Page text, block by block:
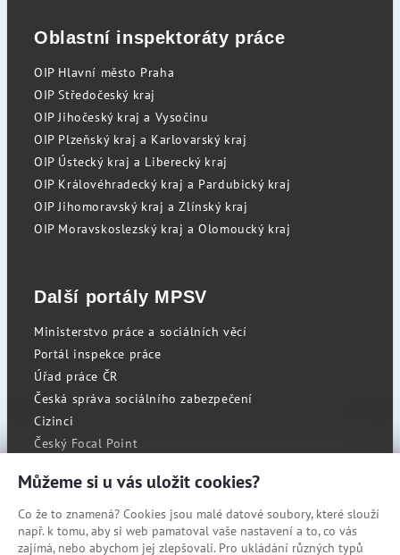
Oblastní inspektoráty práce
OIP Hlavní město Praha
OIP Středočeský kraj
OIP Jihočeský kraj a Vysočinu
OIP Plzeňský kraj a Karlovarský kraj
OIP Ústecký kraj a Liberecký kraj
OIP Královéhradecký kraj a Pardubický kraj
OIP Jihomoravský kraj a Zlínský kraj
OIP Moravskoslezský kraj a Olomoucký kraj
Další portály MPSV
Ministerstvo práce a sociálních věcí
Portál inspekce práce
Úřad práce ČR
Česká správa sociálního zabezpečení
Cizinci
Český Focal Point
RSS
Cookies
Můžeme si u vás uložit cookies?
Co že to znamená? Cookies jsou malé datové soubory, které slouží
např. k tomu, aby si web pamatoval vaše nastavení a to, co vás
zajímá, nebo abychom jej zlepšovali. Pro ukládání různých typů